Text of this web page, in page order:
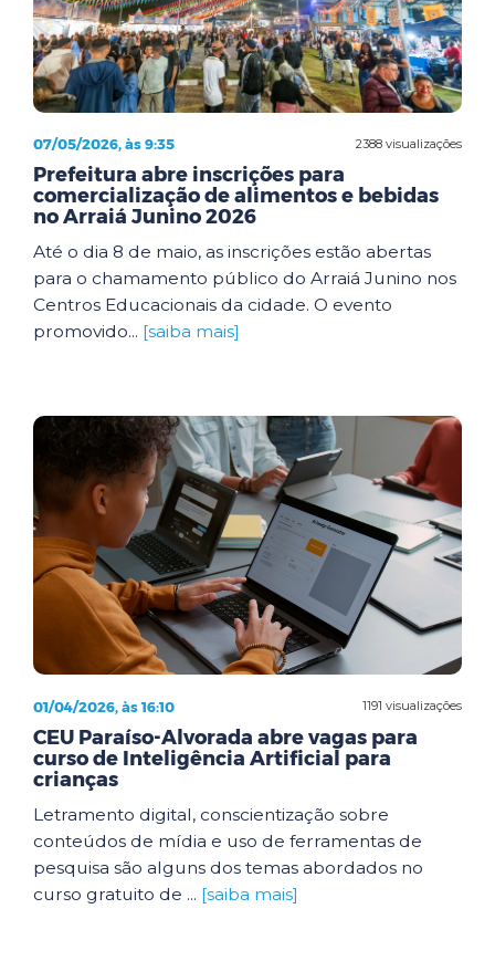
2388 visualizações
07/05/2026, às 9:35
Prefeitura abre inscrições para
comercialização de alimentos e bebidas
no Arraiá Junino 2026
Até o dia 8 de maio, as inscrições estão abertas
para o chamamento público do Arraiá Junino nos
Centros Educacionais da cidade. O evento
promovido... [saiba mais]
1191 visualizações
01/04/2026, às 16:10
CEU Paraíso-Alvorada abre vagas para
curso de Inteligência Artificial para
crianças
Letramento digital, conscientização sobre
conteúdos de mídia e uso de ferramentas de
pesquisa são alguns dos temas abordados no
curso gratuito de ... [saiba mais]